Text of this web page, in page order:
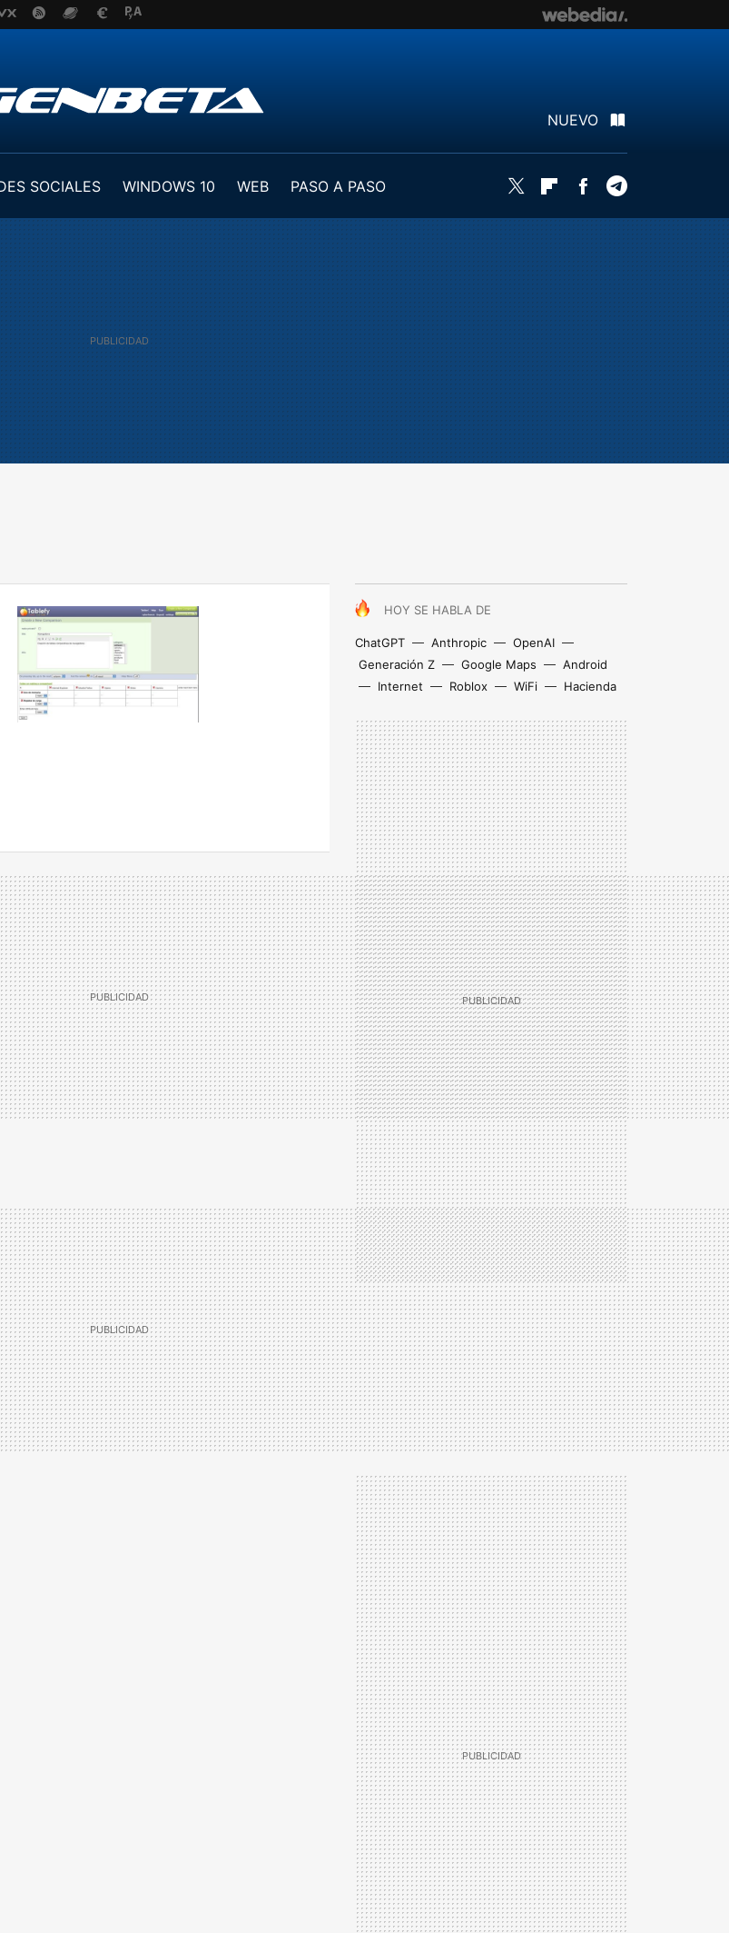
NUEVO
SOCIALES WINDOWS 10 WEB
PASO A PASO
Twitter FlipboardFacebook
HOY SE HABLA DE
ChatGPT Anthropic
OpenAI
Generación Z
Google Maps
Android
Internet
Roblox WiFi Hacienda